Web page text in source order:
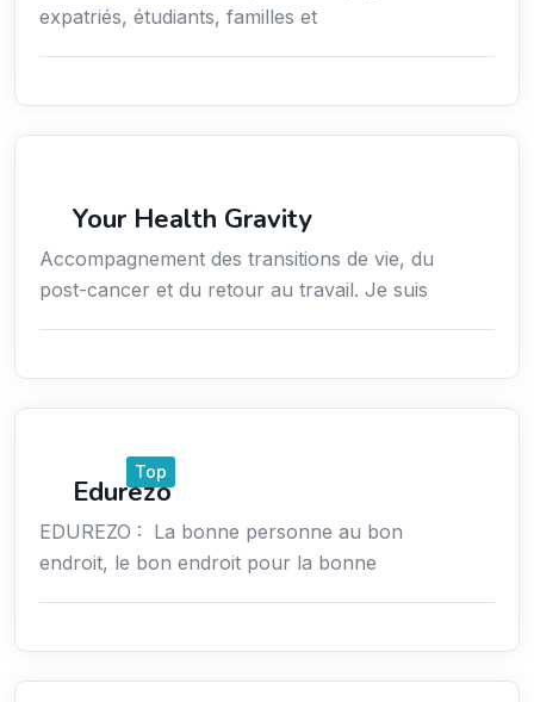
expatriés, étudiants, familles et
Your Health Gravity
Accompagnement des transitions de vie, du
post-cancer et du retour au travail. Je suis
Edurezo
Top
EDUREZO : La bonne personne au bon
endroit, le bon endroit pour la bonne